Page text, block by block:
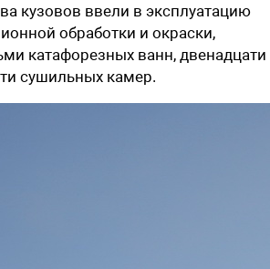
кузовов ввели в эксплуатацию
обработки и окраски,
катафорезных ванн, двенадцати
сушильных камер.